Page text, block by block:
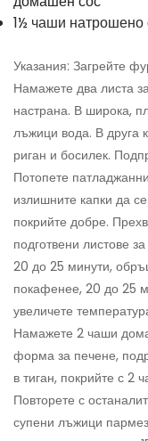
1½ чаши
Указания: Загрейте
Намажете два листа
настрана. В широка,
лъжици вода. В друга
риган и босилек.
Потопете
излишните капки да
покрийте добре.
подготвени листове
20 до 25 минути,
покафенее, 20 до 25
увеличете
Намажете 2 чаши
форма за печене,
в тиган, покрийте с 2
Повторете с
супени лъжици